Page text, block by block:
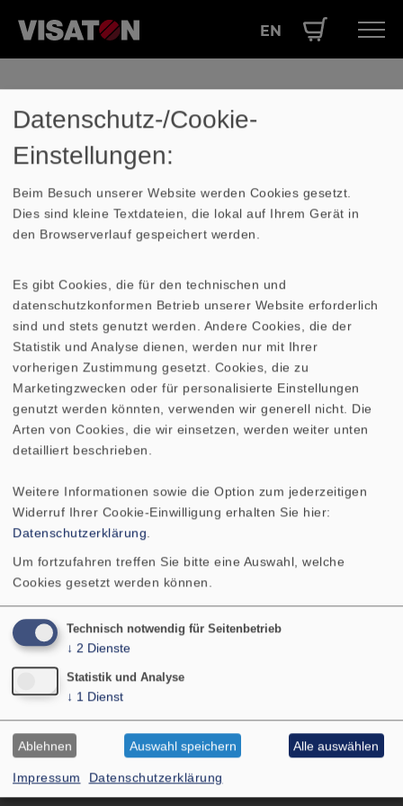
zum
Inhalt
Hauptnavigation
PRODUKTE
SERVICE
LEISTUNGEN
ÜBER UNS
SHOP
EN
Ihr Warenkorb ist leer
Kontakt
VISATON GmbH & Co. KG
Ohligser Str. 29-31
Deutschland
Tel.: 02129 552-0
E-Mail: visaton@visaton.com
PRODUKTE
SERVICE
LEISTUNGEN
ÜBER UNS
SHOP
AGB
IMPRESSUM
KONTAKT
Datenschutz-/Cookie-
Einstellungen:
Beim Besuch unserer Website werden Cookies gesetzt.
Dies sind kleine Textdateien, die lokal auf Ihrem Gerät in
den Browserverlauf gespeichert werden.
Es gibt Cookies, die für den technischen und
datenschutzkonformen Betrieb unserer Website erforderlich
sind und stets genutzt werden. Andere Cookies, die der
Statistik und Analyse dienen, werden nur mit Ihrer
vorherigen Zustimmung gesetzt. Cookies, die zu
Marketingzwecken oder für personalisierte Einstellungen
genutzt werden könnten, verwenden wir generell nicht. Die
Arten von Cookies, die wir einsetzen, werden weiter unten
detailliert beschrieben.
Weitere Informationen sowie die Option zum jederzeitigen
Widerruf Ihrer Cookie-Einwilligung erhalten Sie hier:
Datenschutzerklärung
Um fortzufahren treffen Sie bitte eine Auswahl, welche
Cookies gesetzt werden können.
Impressum Datenschutzerklärung
Technisch notwendig für Seitenbetrieb
↓ 2 Dienste
Statistik und Analyse
↓ 1 Dienst
Ablehnen Auswahl speichern Alle auswählen